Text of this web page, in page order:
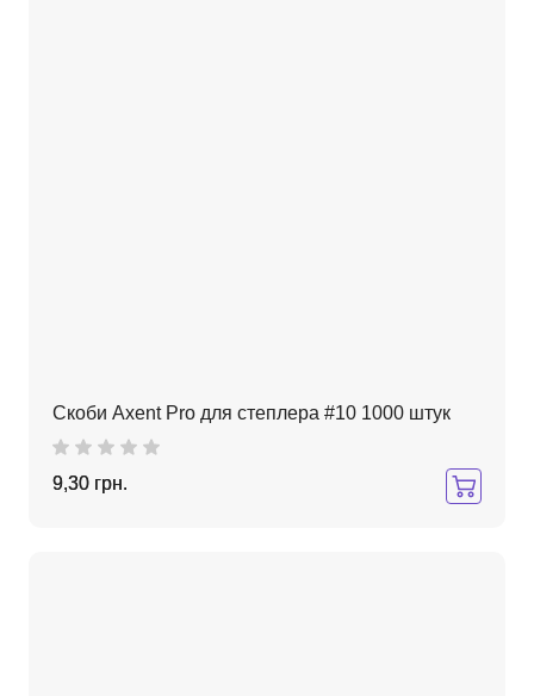
Скоби Axent Pro для степлера #10 1000 штук
9,30 грн.